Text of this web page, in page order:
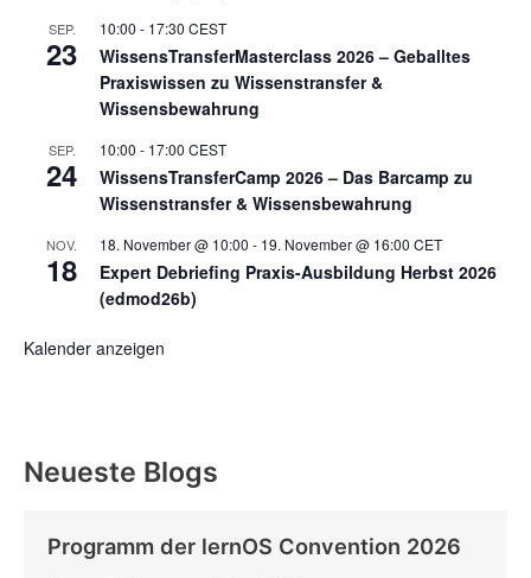
SEP.
23
10:00 - 17:30 CEST
WissensTransferMasterclass 2026 – Geballtes
Praxiswissen zu Wissenstransfer &
Wissensbewahrung
SEP.
24
10:00 - 17:00 CEST
WissensTransferCamp 2026 – Das Barcamp zu
Wissenstransfer & Wissensbewahrung
NOV.
18
18. November @ 10:00 - 19. November @ 16:00 CET
Expert Debriefing Praxis-Ausbildung Herbst 2026
(edmod26b)
Kalender anzeigen
Neueste Blogs
Programm der lernOS Convention 2026